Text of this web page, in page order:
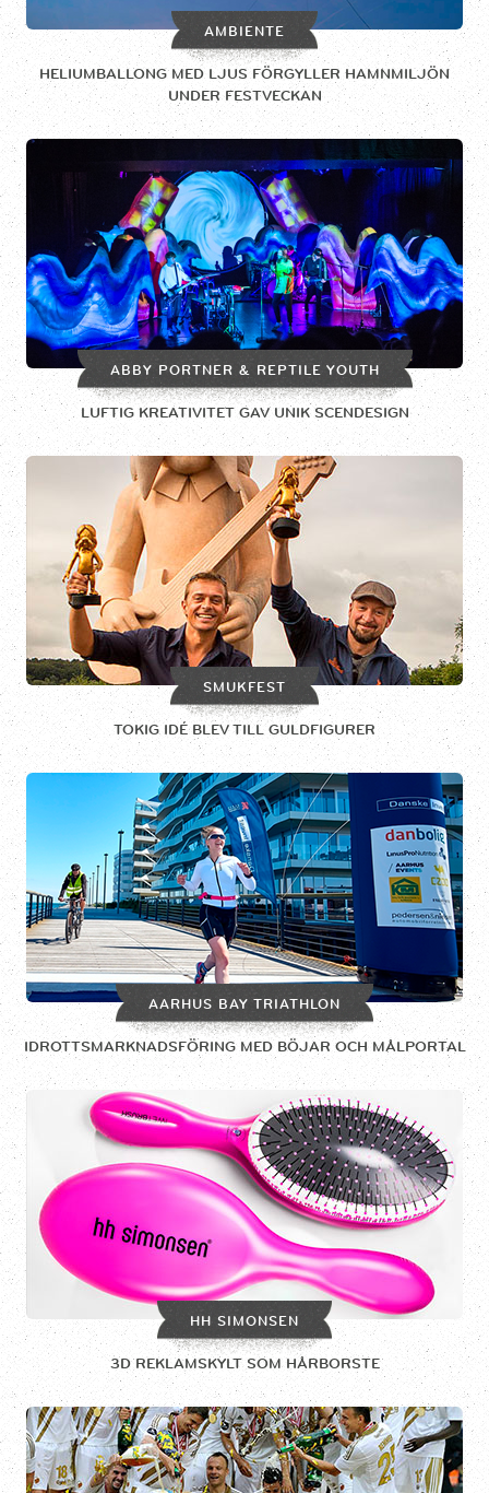
AMBIENTE
HELIUMBALLONG MED LJUS FÖRGYLLER HAMNMILJÖN
UNDER FESTVECKAN
ABBY PORTNER & REPTILE YOUTH
LUFTIG KREATIVITET GAV UNIK SCENDESIGN
SMUKFEST
TOKIG IDÉ BLEV TILL GULDFIGURER
AARHUS BAY TRIATHLON
IDROTTSMARKNADSFÖRING MED BÖJAR OCH MÅLPORTAL
HH SIMONSEN
3D REKLAMSKYLT SOM HÅRBORSTE